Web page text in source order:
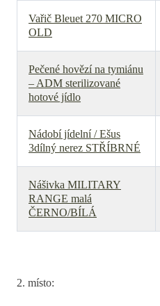
Vařič Bleuet 270 MICRO
OLD
Pečené hovězí na tymiánu
– ADM sterilizované
hotové jídlo
Nádobí jídelní / Ešus
3dílný nerez STŘÍBRNÉ
Nášivka MILITARY
RANGE malá
ČERNO/BÍLÁ
2. místo: